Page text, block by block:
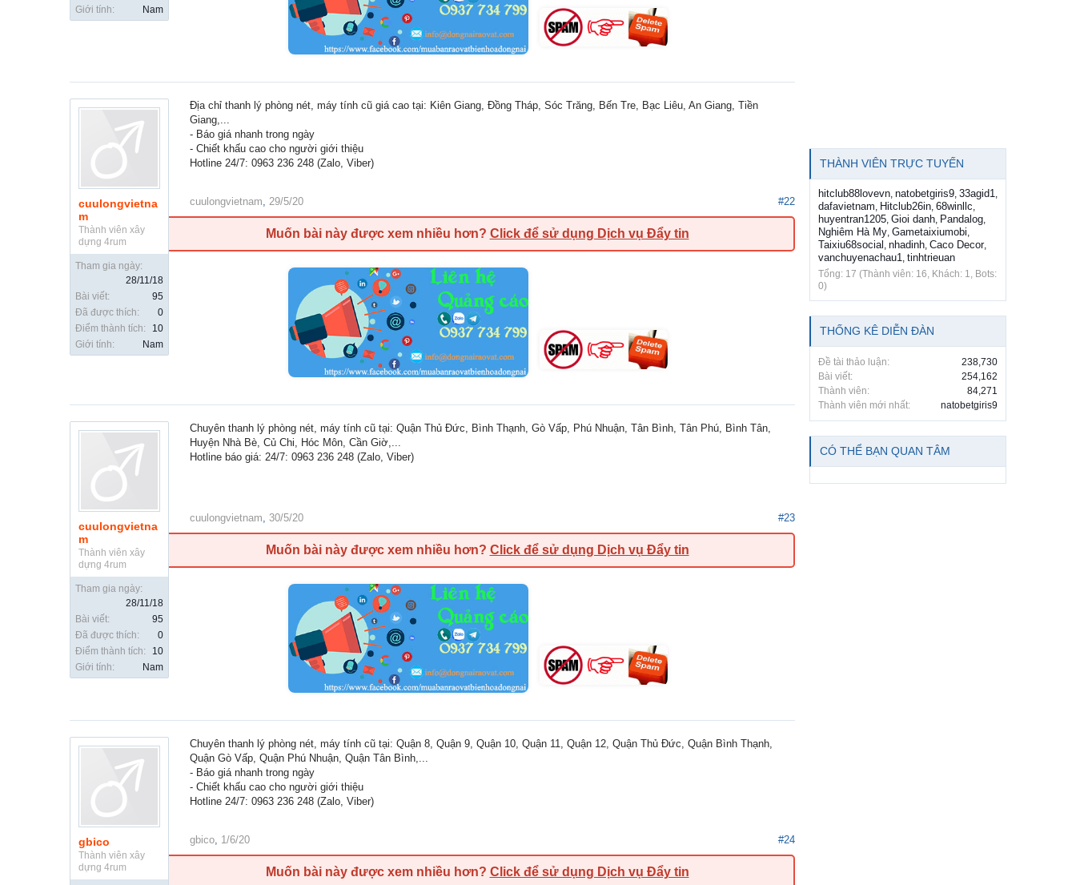
Giới tính:
Nam
cuulongvietna
m
Thành viên xây
dựng 4rum
Tham gia ngày:
28/11/18
Bài viết:
95
Đã được thích:
0
Điểm thành tích:
10
Giới tính:
Nam
Địa chỉ thanh lý phòng nét, máy tính cũ giá cao tại: Kiên Giang, Đồng Tháp, Sóc Trăng, Bến Tre, Bạc Liêu, An Giang, Tiền
Giang,...
- Báo giá nhanh trong ngày
- Chiết khấu cao cho người giới thiệu
Hotline 24/7: 0963 236 248 (Zalo, Viber)
cuulongvietnam, 29/5/20 #22
Muốn bài này được xem nhiều hơn? Click để sử dụng Dịch vụ Đẩy tin
cuulongvietna
m
Thành viên xây
dựng 4rum
Tham gia ngày:
28/11/18
Bài viết:
95
Đã được thích:
0
Điểm thành tích:
10
Giới tính:
Nam
Chuyên thanh lý phòng nét, máy tính cũ tại: Quận Thủ Đức, Bình Thạnh, Gò Vấp, Phú Nhuận, Tân Bình, Tân Phú, Bình Tân,
Huyện Nhà Bè, Củ Chi, Hóc Môn, Cần Giờ,...
Hotline báo giá: 24/7: 0963 236 248 (Zalo, Viber)
cuulongvietnam 30/5/20 #23
Muốn bài này được xem nhiều hơn? Click để sử dụng Dịch vụ Đẩy tin
gbico
Thành viên xây
dựng 4rum
Chuyên thanh lý phòng nét, máy tính cũ tại: Quận 8, Quận 9, Quận 10, Quận 11, Quận 12, Quận Thủ Đức, Quận Bình Thạnh,
Quận Gò Vấp, Quận Phú Nhuận, Quận Tân Bình,...
- Báo giá nhanh trong ngày
- Chiết khấu cao cho người giới thiệu
Hotline 24/7: 0963 236 248 (Zalo, Viber)
gbico, 1/6/20 #24
Muốn bài này được xem nhiều hơn? Click để sử dụng Dịch vụ Đẩy tin
THÀNH VIÊN TRỰC TUYẾN
hitclub88lovevn, natobetgiris9, 33agid1,
dafavietnam, Hitclub26in, 68winllc,
huyentran1205, Gioi danh, Pandalog,
Nghiêm Hà My, Gametaixiumobi,
Taixiu68social , nhadinh, Caco Decor,
vanchuyenachau1, tinhtrieuan
Tổng: 17 (Thành viên: 16, Khách: 1, Bots:
0)
THỐNG KÊ DIỄN ĐÀN
Đề tài thảo luận:
238,730
Bài viết:
254,162
Thành viên:
84,271
Thành viên mới nhất:
natobetgiris9
CÓ THỂ BẠN QUAN TÂM